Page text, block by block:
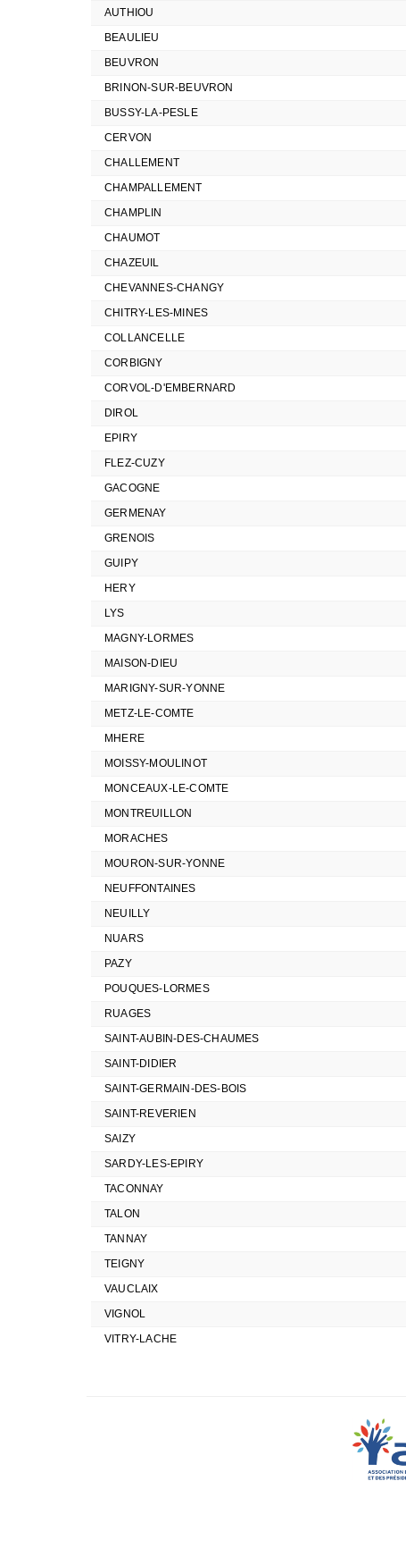
AUTHIOU
BEAULIEU
BEUVRON
BRINON-SUR-BEUVRON
BUSSY-LA-PESLE
CERVON
CHALLEMENT
CHAMPALLEMENT
CHAMPLIN
CHAUMOT
CHAZEUIL
CHEVANNES-CHANGY
CHITRY-LES-MINES
COLLANCELLE
CORBIGNY
CORVOL-D'EMBERNARD
DIROL
EPIRY
FLEZ-CUZY
GACOGNE
GERMENAY
GRENOIS
GUIPY
HERY
LYS
MAGNY-LORMES
MAISON-DIEU
MARIGNY-SUR-YONNE
METZ-LE-COMTE
MHERE
MOISSY-MOULINOT
MONCEAUX-LE-COMTE
MONTREUILLON
MORACHES
MOURON-SUR-YONNE
NEUFFONTAINES
NEUILLY
NUARS
PAZY
POUQUES-LORMES
RUAGES
SAINT-AUBIN-DES-CHAUMES
SAINT-DIDIER
SAINT-GERMAIN-DES-BOIS
SAINT-REVERIEN
SAIZY
SARDY-LES-EPIRY
TACONNAY
TALON
TANNAY
TEIGNY
VAUCLAIX
VIGNOL
VITRY-LACHE